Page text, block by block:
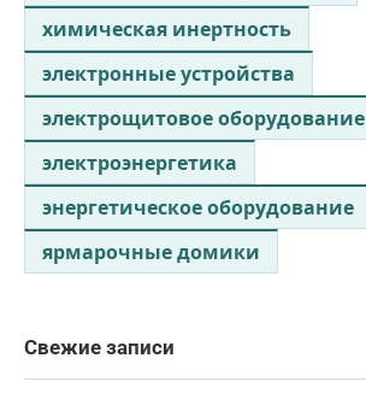
химическая инертность
электронные устройства
электрощитовое оборудование
электроэнергетика
энергетическое оборудование
ярмарочные домики
Свежие записи